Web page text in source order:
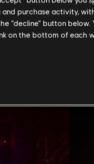
из
и
разных стилях, от
purchase activity,
“decline” button
on the bottom of each